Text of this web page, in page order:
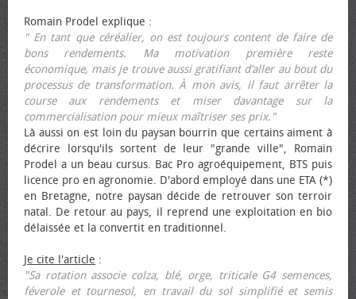
Romain Prodel explique :
" En tant que céréalier, on est toujours content de faire de
bons rendements. Ma motivation première reste
économique, mais je trouve aussi gratifiant d’aller au bout du
processus de transformation. À mon avis, il faut arrêter la
course aux rendements et miser davantage sur la
commercialisation pour mieux maîtriser ses prix."
Là aussi on est loin du paysan bourrin que certains aiment à
décrire lorsqu'ils sortent de leur "grande ville", Romain
Prodel a un beau cursus. Bac Pro agroéquipement, BTS puis
licence pro en agronomie. D'abord employé dans une ETA (*)
en Bretagne, notre paysan décide de retrouver son terroir
natal. De retour au pays, il reprend une exploitation en bio
délaissée et la convertit en traditionnel.
Je cite l'article :
"Sa rotation associe colza, blé, orge, triticale G4 semences,
féverole et tournesol, en travail du sol simplifié et semis